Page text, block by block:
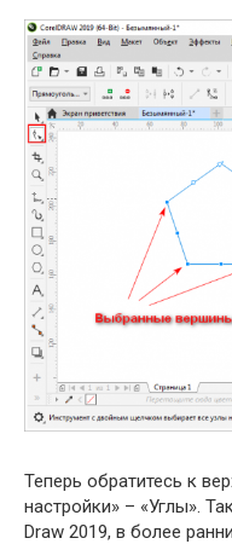
Теперь обратитесь к
настройки» – «Углы».
Draw 2019, в более